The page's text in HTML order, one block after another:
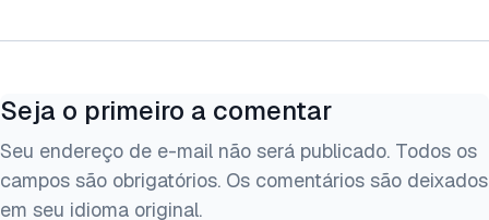
Seja o primeiro a comentar
Seu endereço de e-mail não será publicado. Todos os
campos são obrigatórios. Os comentários são deixados
em seu idioma original.